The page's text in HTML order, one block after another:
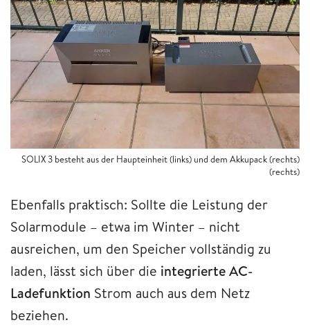
SOLIX 3 besteht aus der Haupteinheit (links) und dem Akkupack (rechts)
(rechts)
Ebenfalls praktisch: Sollte die Leistung der
Solarmodule – etwa im Winter – nicht
ausreichen, um den Speicher vollständig zu
laden, lässt sich über die integrierte AC-
Ladefunktion Strom auch aus dem Netz
beziehen.